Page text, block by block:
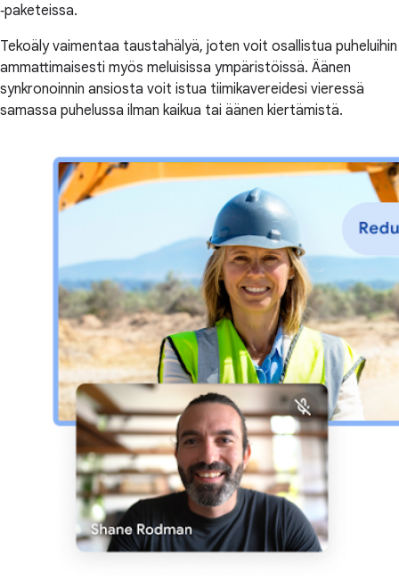
‑paketeissa.
Tekoäly vaimentaa taustahälyä, joten voit osallistua puheluihin
ammattimaisesti myös meluisissa ympäristöissä. Äänen
synkronoinnin ansiosta voit istua tiimikavereidesi vieressä
samassa puhelussa ilman kaikua tai äänen kiertämistä.